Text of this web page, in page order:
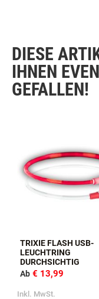
DIESE
IHNEN
GEFALLEN!
TRIXIE FLASH USB-
LEUCHTRING
DURCHSICHTIG
Ab € 13,99
Inkl. MwSt.